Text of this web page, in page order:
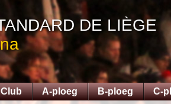
DE LIÈGE
Club A-ploeg B-ploeg C-